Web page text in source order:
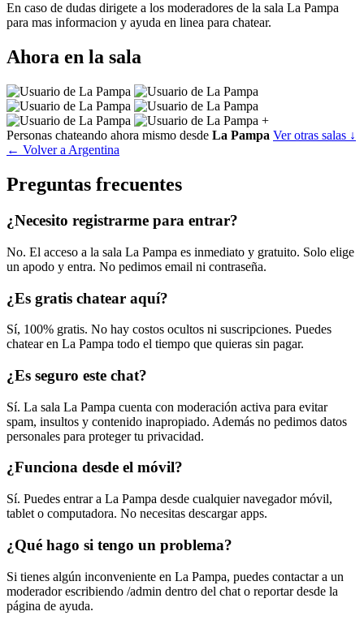
En caso de dudas dirigete a los moderadores de la sala La Pampa
para mas informacion y ayuda en linea para chatear.
Ahora en la sala
+
Personas chateando ahora mismo desde La Pampa Ver otras salas ↓
← Volver a Argentina
Preguntas frecuentes
¿Necesito registrarme para entrar?
No. El acceso a la sala La Pampa es inmediato y gratuito. Solo elige
un apodo y entra. No pedimos email ni contraseña.
¿Es gratis chatear aquí?
Sí, 100% gratis. No hay costos ocultos ni suscripciones. Puedes
chatear en La Pampa todo el tiempo que quieras sin pagar.
¿Es seguro este chat?
Sí. La sala La Pampa cuenta con moderación activa para evitar
spam, insultos y contenido inapropiado. Además no pedimos datos
personales para proteger tu privacidad.
¿Funciona desde el móvil?
Sí. Puedes entrar a La Pampa desde cualquier navegador móvil,
tablet o computadora. No necesitas descargar apps.
¿Qué hago si tengo un problema?
Si tienes algún inconveniente en La Pampa, puedes contactar a un
moderador escribiendo /admin dentro del chat o reportar desde la
página de ayuda.